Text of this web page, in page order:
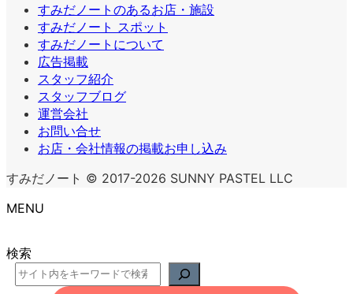
すみだノートのあるお店・施設
すみだノート スポット
すみだノートについて
広告掲載
スタッフ紹介
スタッフブログ
運営会社
お問い合せ
お店・会社情報の掲載お申し込み
すみだノート © 2017-2026 SUNNY PASTEL LLC
MENU
検索